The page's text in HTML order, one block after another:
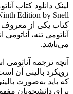
کتاب یکی از معروف
آناتومی تنه،
می‌باشد.
آنچه ترجمه آناتومی
رویکرد بالینی آن
که باید به‌صورت
برای دانشجویان